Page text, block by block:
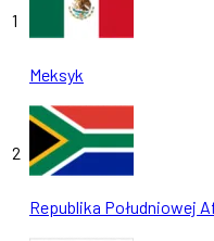
1
Meksyk
2
Republika Południowej